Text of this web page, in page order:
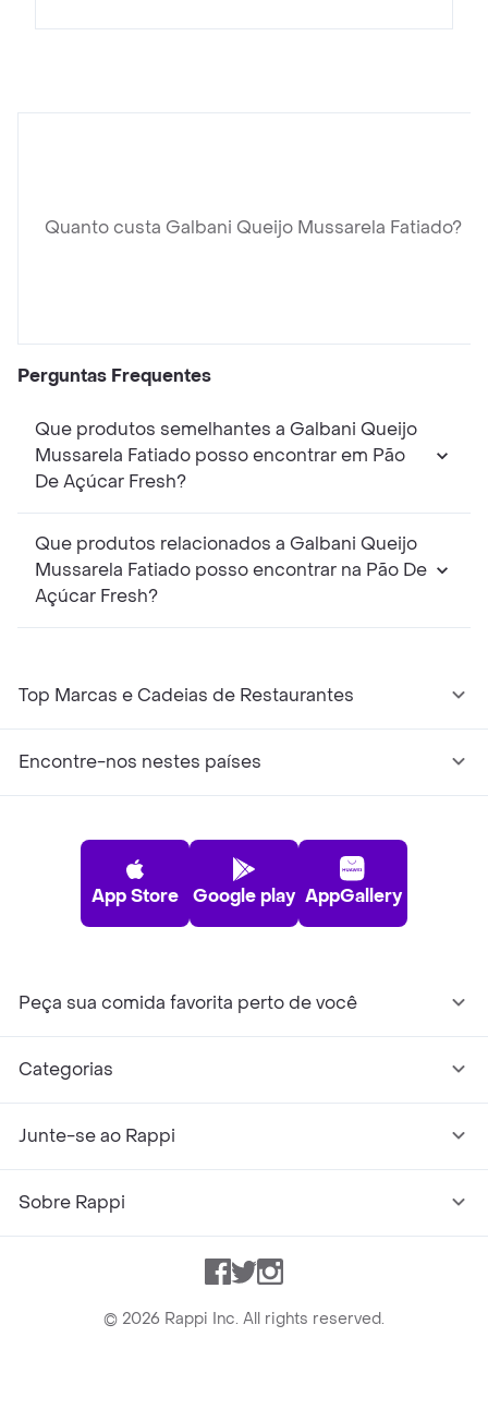
Quanto custa Galbani Queijo Mussarela Fatiado?
Perguntas Frequentes
Que produtos semelhantes a Galbani Queijo
Mussarela Fatiado posso encontrar em Pão
De Açúcar Fresh?
Que produtos relacionados a Galbani Queijo
Mussarela Fatiado posso encontrar na Pão De
Açúcar Fresh?
Top Marcas e Cadeias de Restaurantes
Encontre-nos nestes países
App Store Google play AppGallery
Peça sua comida favorita perto de você
Categorias
Junte-se ao Rappi
Sobre Rappi
Facebook
TwitterInstagram
© 2026 Rappi Inc. All rights reserved.